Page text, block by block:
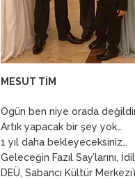
MESUT TİM
Ogün ben niye orada
Artık yapacak bir şey yok…
1 yıl daha bekleyeceksiniz…
Geleceğin Fazıl Say’larını,
DEÜ, Sabancı Kültür